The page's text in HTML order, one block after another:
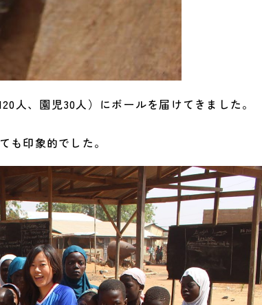
、園児30人）にボールを届けてきました。
印象的でした。